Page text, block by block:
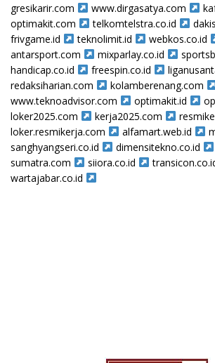
gresikarir.com
www.dirgasatya.com
optimakit.com
telkomtelstra.co.id
frivgame.id
teknolimit.id webkos.co.id
antarsport.com
mixparlay.co.id
handicap.co.id
freespin.co.id
redaksiharian.com
kolamberenang.com
www.teknoadvisor.com
optimakit.id
loker2025.com
kerja2025.com
loker.resmikerja.com
alfamart.web.id
sanghyangseri.co.id
dimensitekno.co.id
sumatra.com
siiora.co.id
wartajabar.co.id